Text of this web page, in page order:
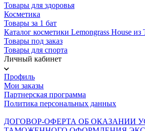
Товары для здоровья
Косметика
Товары за 1 бат
Каталог косметики Lemongrass House из
Товары под заказ
Товары для спорта
Личный кабинет
Профиль
Мои заказы
Партнерская программа
Политика персональных данных
ДОГОВОР-ОФЕРТА ОБ ОКАЗАНИИ